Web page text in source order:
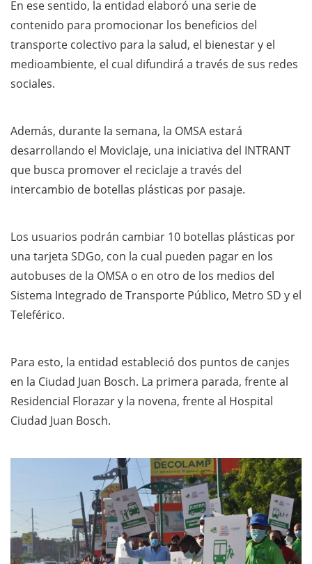
En ese sentido, la entidad elaboró una serie de
contenido para promocionar los beneficios del
transporte colectivo para la salud, el bienestar y el
medioambiente, el cual difundirá a través de sus redes
sociales.
Además, durante la semana, la OMSA estará
desarrollando el Moviclaje, una iniciativa del INTRANT
que busca promover el reciclaje a través del
intercambio de botellas plásticas por pasaje.
Los usuarios podrán cambiar 10 botellas plásticas por
una tarjeta SDGo, con la cual pueden pagar en los
autobuses de la OMSA o en otro de los medios del
Sistema Integrado de Transporte Público, Metro SD y el
Teleférico.
Para esto, la entidad estableció dos puntos de canjes
en la Ciudad Juan Bosch. La primera parada, frente al
Residencial Florazar y la novena, frente al Hospital
Ciudad Juan Bosch.